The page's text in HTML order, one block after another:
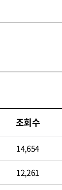
조회수
14,654
12,261